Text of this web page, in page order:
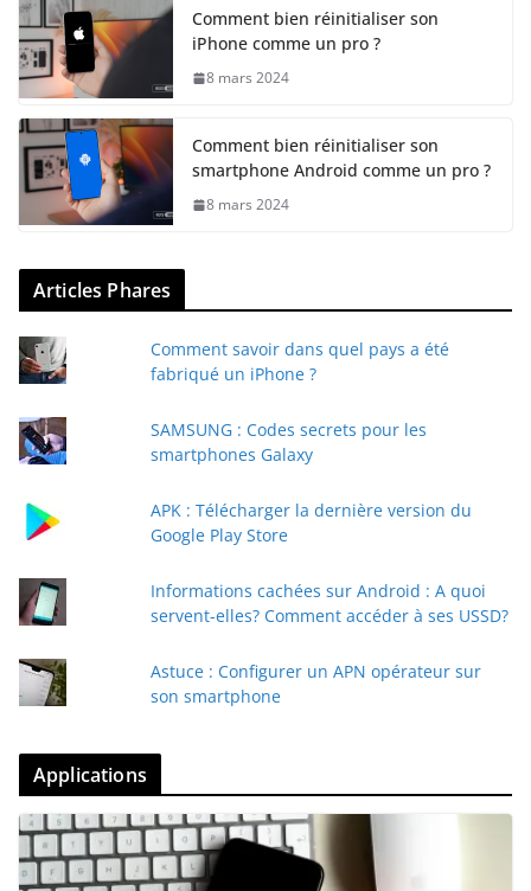
Comment bien réinitialiser son
iPhone comme un pro ?
8 mars 2024
Comment bien réinitialiser son
smartphone Android comme un pro ?
8 mars 2024
Articles Phares
Comment savoir dans quel pays a été
fabriqué un iPhone ?
SAMSUNG : Codes secrets pour les
smartphones Galaxy
APK : Télécharger la dernière version du
Google Play Store
Informations cachées sur Android : A quoi
servent-elles? Comment accéder à ses USSD?
Astuce : Configurer un APN opérateur sur
son smartphone
Applications